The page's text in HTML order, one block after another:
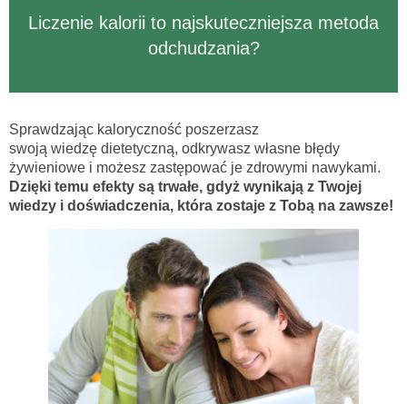
Liczenie kalorii to najskuteczniejsza metoda
odchudzania?
Sprawdzając kaloryczność poszerzasz
swoją wiedzę dietetyczną, odkrywasz własne błędy
żywieniowe i możesz zastępować je zdrowymi nawykami.
Dzięki temu efekty są trwałe, gdyż wynikają z Twojej
wiedzy i doświadczenia, która zostaje z Tobą na zawsze!